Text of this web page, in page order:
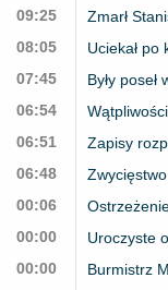
09:25
Zmarł
08:05
Uciekał po
07:45
Były
06:54
06:51
Zapisy
06:48
00:06
00:00
Uroczyste
00:00
Burmistrz